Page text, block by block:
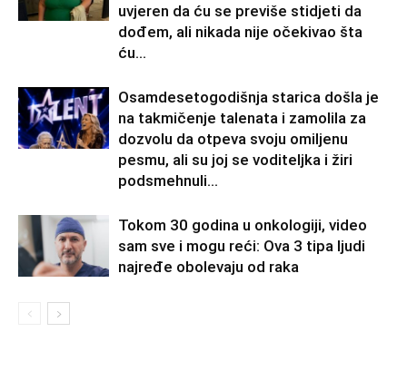
uvjeren da ću se previše stidjeti da
dođem, ali nikada nije očekivao šta
ću...
Osamdesetogodišnja starica došla je
na takmičenje talenata i zamolila za
dozvolu da otpeva svoju omiljenu
pesmu, ali su joj se voditeljka i žiri
podsmehnuli...
Tokom 30 godina u onkologiji, video
sam sve i mogu reći: Ova 3 tipa ljudi
najređe obolevaju od raka